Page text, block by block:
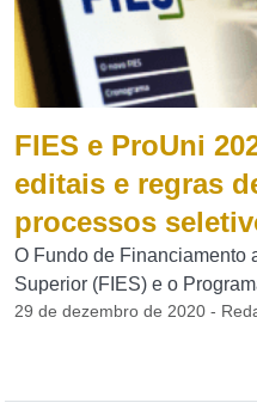
FIES e ProUni
editais e regras
processos
O Fundo de Financiamento
Superior (FIES) e o
29 de dezembro de 2020 -